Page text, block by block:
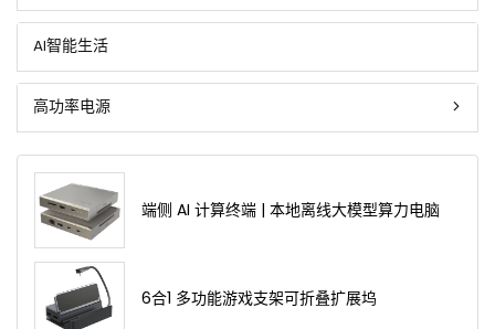
AI智能生活
高功率电源
端侧 AI 计算终端 | 本地离线大模型算力电脑
6合1 多功能游戏支架可折叠扩展坞